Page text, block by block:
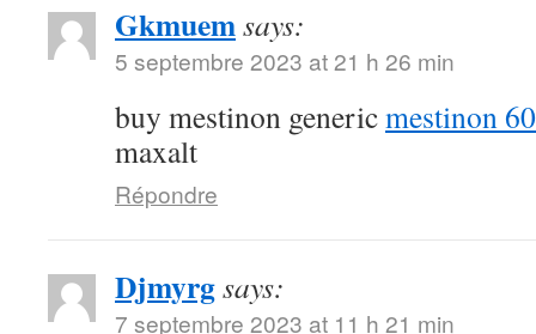
Gkmuemsays:
5 septembre 2023 at 21 h 26 min
buy mestinon genericmestinon
maxalt
Répondre
Djmyrgsays:
7 septembre 2023 at 11 h 21 min